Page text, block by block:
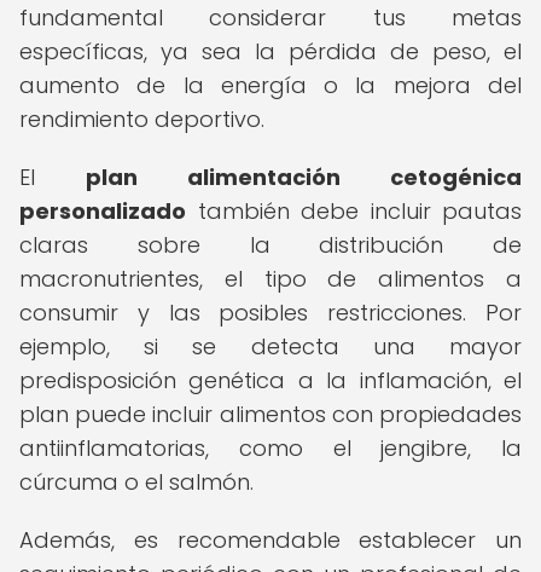
fundamental considerar tus metas
específicas, ya sea la pérdida de peso, el
aumento de la energía o la mejora del
rendimiento deportivo.
El plan alimentación cetogénica
personalizado también debe incluir pautas
claras sobre la distribución de
macronutrientes, el tipo de alimentos a
consumir y las posibles restricciones. Por
ejemplo, si se detecta una mayor
predisposición genética a la inflamación, el
plan puede incluir alimentos con propiedades
antiinflamatorias, como el jengibre, la
cúrcuma o el salmón.
Además, es recomendable establecer un